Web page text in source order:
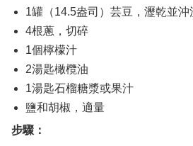
1罐（14.5盎司）芸豆，瀝乾並沖
4根蔥，切碎
1個檸檬汁
2湯匙橄欖油
1湯匙石榴糖漿或果汁
鹽和胡椒，適量
步驟：